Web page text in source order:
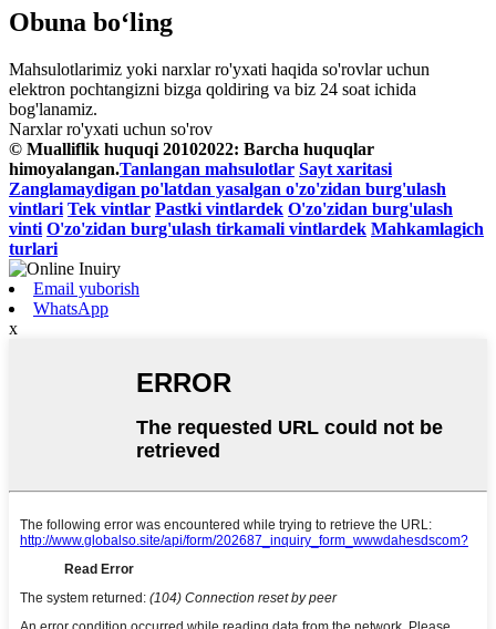
Obuna bo‘ling
Mahsulotlarimiz yoki narxlar ro'yxati haqida so'rovlar uchun
elektron pochtangizni bizga qoldiring va biz 24 soat ichida
bog'lanamiz.
Narxlar ro'yxati uchun so'rov
© Mualliflik huquqi 20102022: Barcha huquqlar
himoyalangan.Tanlangan mahsulotlar Sayt xaritasi
Zanglamaydigan po'latdan yasalgan o'zo'zidan burg'ulash
vintlari Tek vintlar Pastki vintlardek O'zo'zidan burg'ulash
vinti O'zo'zidan burg'ulash tirkamali vintlardek Mahkamlagich
turlari
Email yuborish
WhatsApp
x